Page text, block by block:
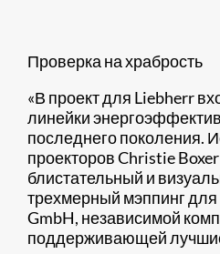
Проверка на храбрость
«В проект для Liebherr
линейки
последнего поколения.
проекторов Christie
блистательный и
трехмерный мэппинг
GmbH, независимой
поддерживающей